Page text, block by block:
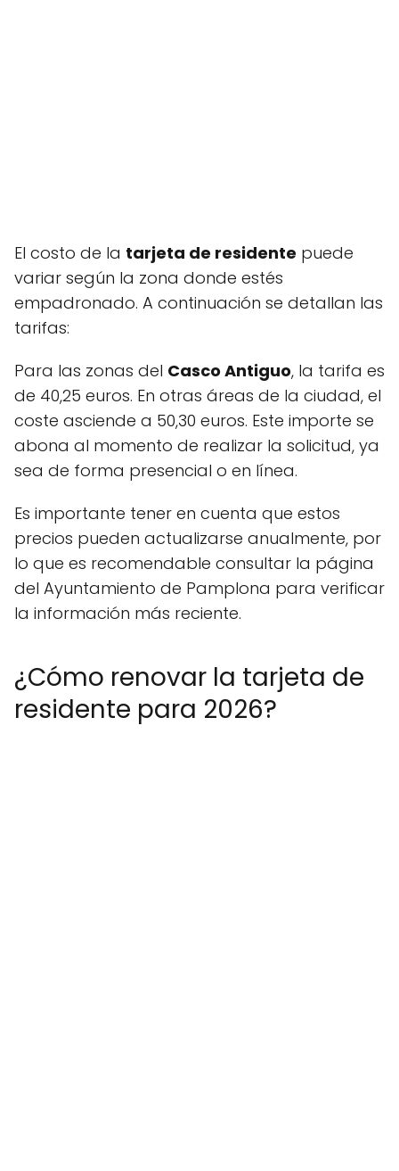
El costo de la tarjeta de residente puede
variar según la zona donde estés
empadronado. A continuación se detallan las
tarifas:
Para las zonas del Casco Antiguo, la tarifa es
de 40,25 euros. En otras áreas de la ciudad, el
coste asciende a 50,30 euros. Este importe se
abona al momento de realizar la solicitud, ya
sea de forma presencial o en línea.
Es importante tener en cuenta que estos
precios pueden actualizarse anualmente, por
lo que es recomendable consultar la página
del Ayuntamiento de Pamplona para verificar
la información más reciente.
¿Cómo renovar la tarjeta de
residente para 2026?